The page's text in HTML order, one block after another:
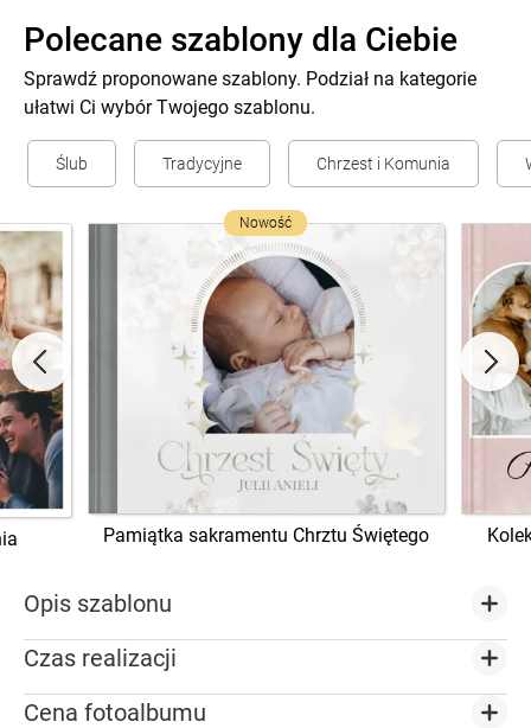
Polecane szablony dla Ciebie
Sprawdź proponowane szablony. Podział na kategorie
ułatwi Ci wybór Twojego szablonu.
Ślub Tradycyjne Chrzest i Komunia
Nowość
Pamiątka sakramentu Chrztu Świętego
Opis szablonu
Czas realizacji
Cena fotoalbumu